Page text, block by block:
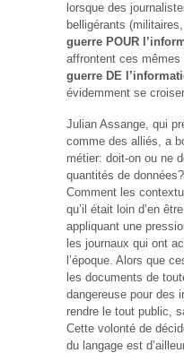
lorsque des
belligérants
guerre POUR
affrontent ces
guerre DE
évidemment se
Julian Assange, qui
comme des alliés, a
métier: doit-on ou ne
quantités de
Comment les
qu’il était loin d’en
appliquant une
les journaux qui ont
l’époque. Alors que
les documents de
dangereuse pour des
rendre le tout public,
Cette volonté de
du langage est